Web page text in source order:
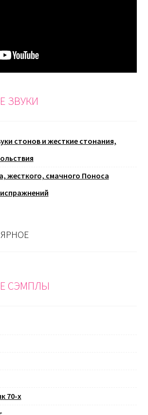
ЗВУКИ
стонов и жесткие стонания,
жесткого, смачного Поноса
СЭМПЛЫ
70-х